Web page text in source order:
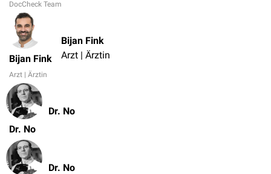
DocCheck Team
Bijan Fink
Arzt | Ärztin
Bijan Fink
Arzt | Ärztin
Dr. No
Dr. No
Dr. No